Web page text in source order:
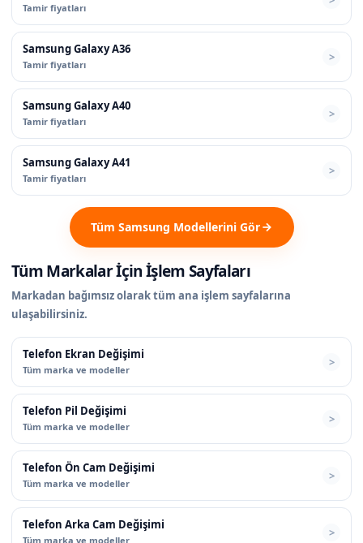
Tamir fiyatları
Samsung Galaxy A36
Tamir fiyatları
Samsung Galaxy A40
Tamir fiyatları
Samsung Galaxy A41
Tamir fiyatları
Tüm Samsung Modellerini Gör
Tüm Markalar İçin İşlem Sayfaları
Markadan bağımsız olarak tüm ana işlem sayfalarına
ulaşabilirsiniz.
Telefon Ekran Değişimi
Tüm marka ve modeller
Telefon Pil Değişimi
Tüm marka ve modeller
Telefon Ön Cam Değişimi
Tüm marka ve modeller
Telefon Arka Cam Değişimi
Tüm marka ve modeller